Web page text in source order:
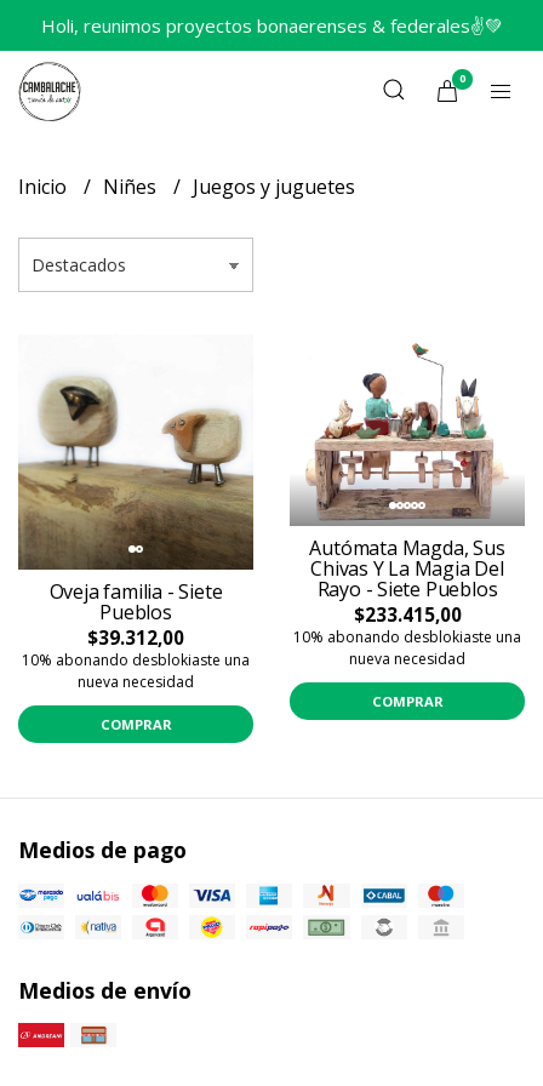
Holi, reunimos proyectos bonaerenses & federales✌️💚
0
Inicio Niñes Juegos y juguetes
Oveja familia - Siete
Pueblos
$39.312,00
10% abonando desblokiaste una
nueva necesidad
COMPRAR
Autómata Magda, Sus
Chivas Y La Magia Del
Rayo - Siete Pueblos
$233.415,00
10% abonando desblokiaste una
nueva necesidad
COMPRAR
Medios de pago
Medios de envío